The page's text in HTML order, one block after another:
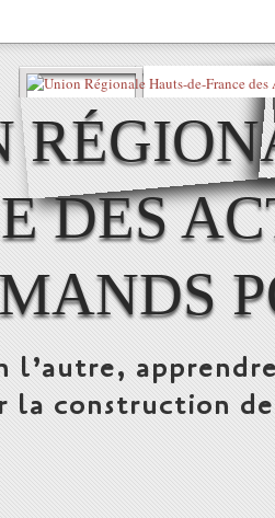
DES
l’autre,
la construction